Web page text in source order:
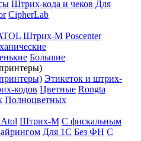
Штрих-кода и чеков Для
CipherLab
Штрих-М Poscenter
Большие
Этикеток и штрих-
кодов Цветные Rongta
Полноцветных
Atol Штрих-М С фискальным
Для 1С Без ФН С